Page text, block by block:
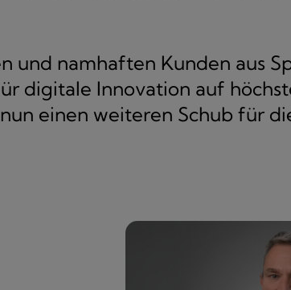
und namhaften Kunden aus
digitale Innovation auf
einen weiteren Schub für